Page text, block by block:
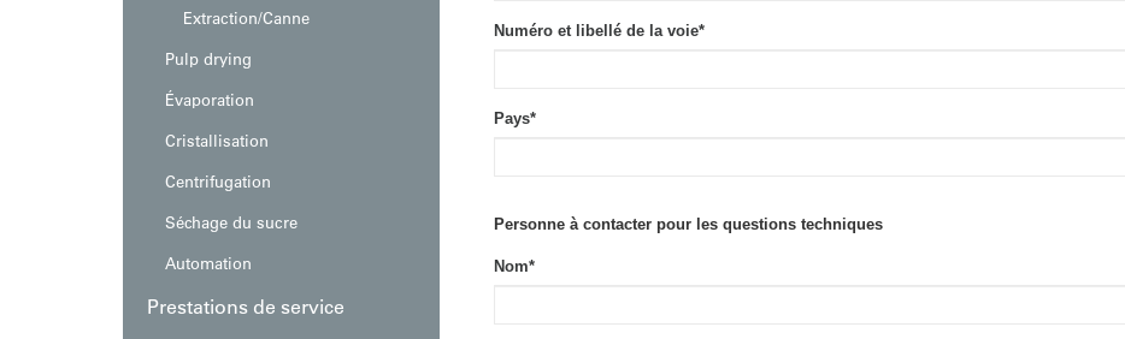
Services après-vente
Extraction/Canne
Pulp drying
Évaporation
Cristallisation
Centrifugation
Séchage du sucre
Automation
Prestations de service
Numéro et libellé de la voie*
Pays*
Personne à contacter pour les questions techniques
Nom*